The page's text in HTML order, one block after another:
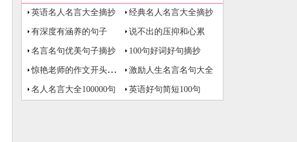
英语名人名言大全摘抄 经典名人名言大全摘抄
有深度有涵养的句子 说不出的压抑和心累
名言名句优美句子摘抄 100句好词好句摘抄
惊艳老师的作文开头与结尾 激励人生名言名句大全
名人名言大全100000句 英语好句简短100句